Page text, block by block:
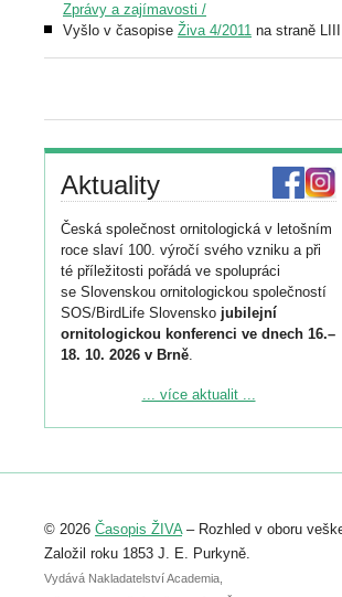
Zprávy a zajímavosti /
Vyšlo v časopise Živa 4/2011 na straně LIII
Aktuality
Česká společnost ornitologická v letošním
roce slaví 100. výročí svého vzniku a při
té příležitosti pořádá ve spolupráci
se Slovenskou ornitologickou společností
SOS/BirdLife Slovensko jubilejní
ornitologickou konferenci ve dnech 16.–
18. 10. 2026 v Brně.
Podrobnější informace ke konferenci
Registrovat se můžete do 6. září.
abstraktu přihlášené přednášky nebo
posteru je už 30. června.
... více aktualit ...
© 2026 Časopis ŽIVA– Rozhled v oboru
Založil roku 1853 J. E. Purkyně.
Vydává Nakladatelství Academia,